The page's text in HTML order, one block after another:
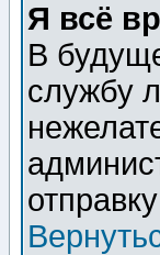
Я всё
В
службу